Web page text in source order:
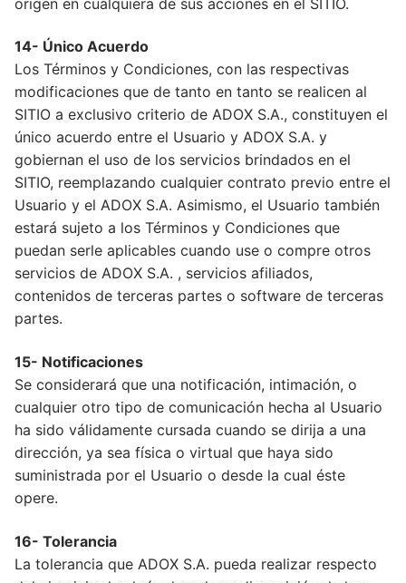
14- Único Acuerdo
Los Términos y Condiciones, con las respectivas
modificaciones que de tanto en tanto se realicen al
SITIO a exclusivo criterio de ADOX S.A., constituyen el
único acuerdo entre el Usuario y ADOX S.A. y
gobiernan el uso de los servicios brindados en el
SITIO, reemplazando cualquier contrato previo entre el
Usuario y el ADOX S.A. Asimismo, el Usuario también
estará sujeto a los Términos y Condiciones que
puedan serle aplicables cuando use o compre otros
servicios de ADOX S.A. , servicios afiliados,
contenidos de terceras partes o software de terceras
partes.
15- Notificaciones
Se considerará que una notificación, intimación, o
cualquier otro tipo de comunicación hecha al Usuario
ha sido válidamente cursada cuando se dirija a una
dirección, ya sea física o virtual que haya sido
suministrada por el Usuario o desde la cual éste
opere.
16- Tolerancia
La tolerancia que ADOX S.A. pueda realizar respecto